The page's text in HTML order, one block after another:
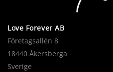
Love Forever AB
Företagsallén 8
18440 Åkersberga
Sverige